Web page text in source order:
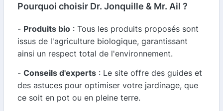
Pourquoi choisir Dr. Jonquille & Mr. Ail ?
- Produits bio : Tous les produits proposés sont
issus de l'agriculture biologique, garantissant
ainsi un respect total de l'environnement.
- Conseils d'experts : Le site offre des guides et
des astuces pour optimiser votre jardinage, que
ce soit en pot ou en pleine terre.